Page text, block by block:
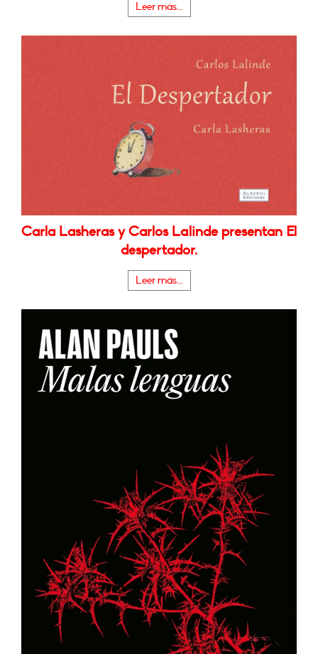
Leer más...
Carla Lasheras y Carlos Lalinde presentan El
despertador.
Leer más...